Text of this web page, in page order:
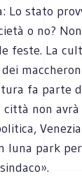
Lo stato
o no?
feste. La
fa parte
città non avrà
luna park